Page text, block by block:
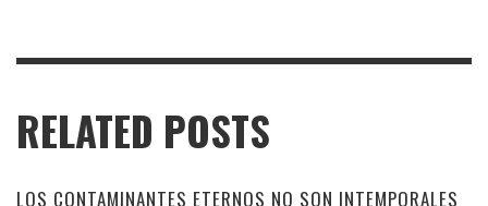
RELATED POSTS
LOS CONTAMINANTES ETERNOS NO SON INTEMPORALES